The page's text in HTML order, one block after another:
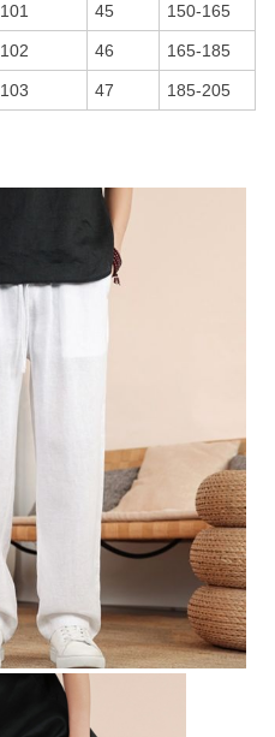
101 45 150-165
102 46 165-185
103 47 185-205